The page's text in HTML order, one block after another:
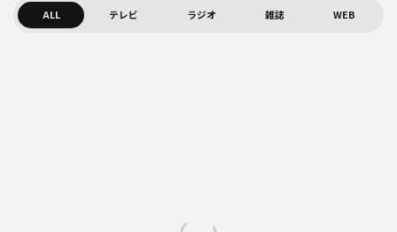
ALL テレビ ラジオ 雑誌 WEB